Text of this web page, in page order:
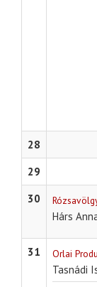
28
29
30
Hárs
31 Orlai
Tasnádi